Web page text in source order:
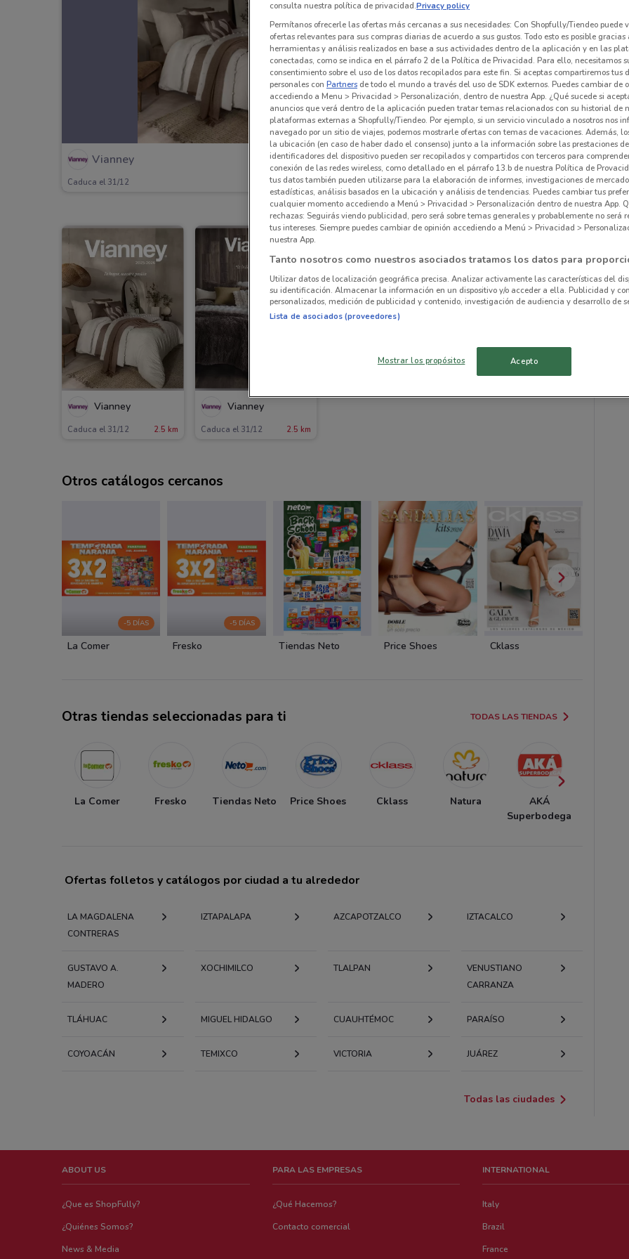
Vianney
Caduca el 31/12 2.5 km
Vianney
Caduca el 31/12 2.5 km
Vianney
Caduca el 31/12 2.5 km
Otros catálogos cercanos
-5 DÍAS
La Comer
-5 DÍAS
Fresko Tiendas Neto Price Shoes Cklass
Otras tiendas seleccionadas para ti TODAS LAS TIENDAS
La Comer Fresko Tiendas Neto Price Shoes Cklass Natura
AKÁ
Superbodega
Ofertas folletos y catálogos por ciudad a tu alrededor
LA MAGDALENA
CONTRERAS
IZTAPALAPA AZCAPOTZALCO IZTACALCO
GUSTAVO A.
MADERO
XOCHIMILCO TLALPAN
VENUSTIANO
CARRANZA
TLÁHUAC MIGUEL HIDALGO CUAUHTÉMOC PARAÍSO
COYOACÁN TEMIXCO VICTORIA JUÁREZ
Todas las ciudades
ABOUT US
¿Que es ShopFully?
¿Quiénes Somos?
News & Media
PARA LAS EMPRESAS
¿Qué Hacemos?
Contacto comercial
INTERNATIONAL
Italy
Brazil
France
consulta nuestra política de privacidad.Privacy policy
Permítanos ofrecerle las ofertas más cercanas a sus necesidades: Con Shopfully/Tiendeo puede
ofertas relevantes para sus compras diarias de acuerdo a sus gustos. Todo esto es posible gracias
herramientas y análisis realizados en base a sus actividades dentro de la aplicación y en las
conectadas, como se indica en el párrafo 2 de la Política de Privacidad. Para ello, necesitamos
consentimiento sobre el uso de los datos recopilados para este fin. Si aceptas compartiremos tus
personales con Partners de todo el mundo a través del uso de SDK externos. Puedes cambiar de
accediendo a Menu > Privacidad > Personalización, dentro de nuestra App. ¿Qué sucede si
anuncios que verá dentro de la aplicación pueden tratar temas relacionados con su historial de
plataformas externas a Shopfully/Tiendeo. Por ejemplo, si un servicio vinculado a nosotros nos
navegado por un sitio de viajes, podemos mostrarle ofertas con temas de vacaciones. Además,
la ubicación (en caso de haber dado el consenso) junto a la información sobre las prestaciones
identificadores del dispositivo pueden ser recopilados y compartidos con terceros para
conexión de las redes wireless, como detallado en el párrafo 13.b de nuestra Política de
tus datos también pueden utilizarse para la elaboración de informes, investigaciones de
estadísticas, análisis basados en la ubicación y análisis de tendencias. Puedes cambiar tus
cualquier momento accediendo a Menú > Privacidad > Personalización dentro de nuestra App.
rechazas: Seguirás viendo publicidad, pero será sobre temas generales y probablemente no será
tus intereses. Siempre puedes cambiar de opinión accediendo a Menú > Privacidad >
nuestra App.
Tanto nosotros como nuestros asociados tratamos los datos para
Utilizar datos de localización geográfica precisa. Analizar activamente las características del
su identificación. Almacenar la información en un dispositivo y/o acceder a ella. Publicidad y
personalizados, medición de publicidad y contenido, investigación de audiencia y desarrollo de
Lista de asociados (proveedores)
Mostrar los propósitos Acepto